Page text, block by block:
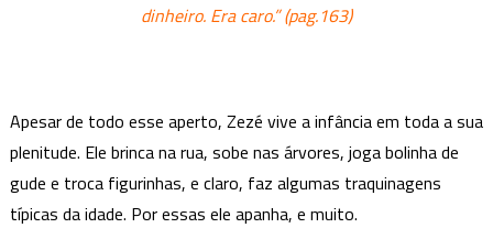
dinheiro. Era caro.” (pag.163)
Apesar de todo esse aperto, Zezé vive a infância em toda a sua
plenitude. Ele brinca na rua, sobe nas árvores, joga bolinha de
gude e troca figurinhas, e claro, faz algumas traquinagens
típicas da idade. Por essas ele apanha, e muito.